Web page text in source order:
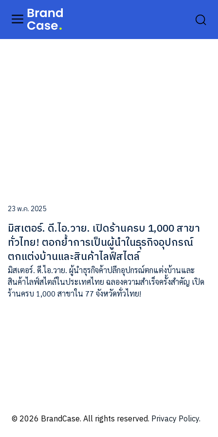
23 พ.ค. 2025
มิสเตอร์. ดี.ไอ.วาย. เปิดร้านครบ 1,000 สาขา
ทั่วไทย! ตอกย้ำการเป็นผู้นำในธุรกิจอุปกรณ์
ตกแต่งบ้านและสินค้าไลฟ์สไตล์
มิสเตอร์. ดี.ไอ.วาย. ผู้นำธุรกิจค้าปลีกอุปกรณ์ตกแต่งบ้านและ
สินค้าไลฟ์สไตล์ในประเทศไทย ฉลองความสำเร็จครั้งสำคัญ เปิด
ร้านครบ 1,000 สาขาใน 77 จังหวัดทั่วไทย!
© 2026 BrandCase. All rights reserved. Privacy Policy.